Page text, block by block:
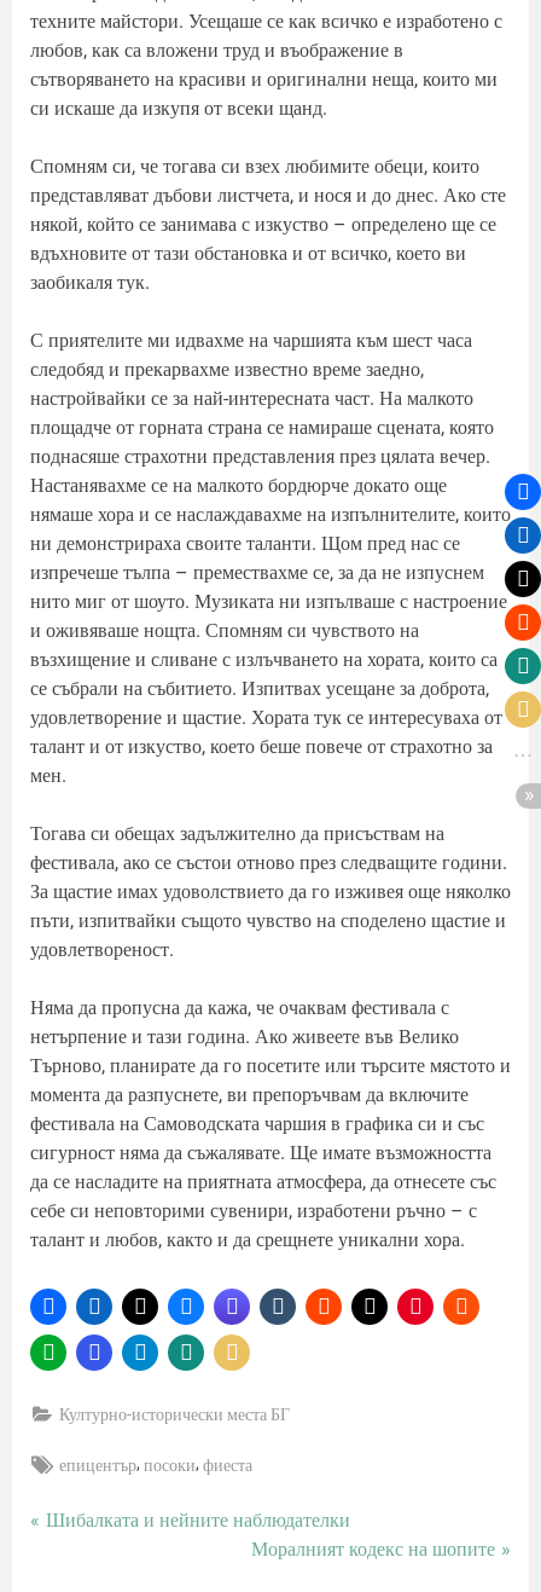
техните майстори. Усещаше се как всичко е изработено с
любов, как са вложени труд и въображение в
сътворяването на красиви и оригинални неща, които ми
си искаше да изкупя от всеки щанд.
Спомням си, че тогава си взех любимите обеци, които
представляват дъбови листчета, и нося и до днес. Ако сте
някой, който се занимава с изкуство – определено ще се
вдъхновите от тази обстановка и от всичко, което ви
заобикаля тук.
С приятелите ми идвахме на чаршията към шест часа
следобяд и прекарвахме известно време заедно,
настройвайки се за най-интересната част. На малкото
площадче от горната страна се намираше сцената, която
поднасяше страхотни представления през цялата вечер.
Настанявахме се на малкото бордюрче докато още
нямаше хора и се наслаждавахме на изпълнителите, които
ни демонстрираха своите таланти. Щом пред нас се
изпречеше тълпа – премествахме се, за да не изпуснем
нито миг от шоуто. Музиката ни изпълваше с настроение
и оживяваше нощта. Спомням си чувството на
възхищение и сливане с излъчването на хората, които са
се събрали на събитието. Изпитвах усещане за доброта,
удовлетворение и щастие. Хората тук се интересуваха от
талант и от изкуство, което беше повече от страхотно за
мен.
Тогава си обещах задължително да присъствам на
фестивала, ако се състои отново през следващите години.
За щастие имах удоволствието да го изживея още няколко
пъти, изпитвайки същото чувство на споделено щастие и
удовлетвореност.
Няма да пропусна да кажа, че очаквам фестивала с
нетърпение и тази година. Ако живеете във Велико
Търново, планирате да го посетите или търсите мястото и
момента да разпуснете, ви препоръчвам да включите
фестивала на Самоводската чаршия в графика си и със
сигурност няма да съжалявате. Ще имате възможността
да се насладите на приятната атмосфера, да отнесете със
себе си неповторими сувенири, изработени ръчно – с
талант и любов, както и да срещнете уникални хора.
Културно-исторически места БГ
Tags:
епицентър,посоки,фиеста
Навигация
P
Шибалката и нейните наблюдателки
N
Моралният кодекс на шопите